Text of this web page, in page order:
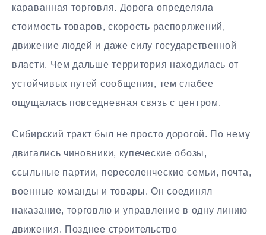
караванная торговля. Дорога определяла
стоимость товаров, скорость распоряжений,
движение людей и даже силу государственной
власти. Чем дальше территория находилась от
устойчивых путей сообщения, тем слабее
ощущалась повседневная связь с центром.
Сибирский тракт был не просто дорогой. По нему
двигались чиновники, купеческие обозы,
ссыльные партии, переселенческие семьи, почта,
военные команды и товары. Он соединял
наказание, торговлю и управление в одну линию
движения. Позднее строительство